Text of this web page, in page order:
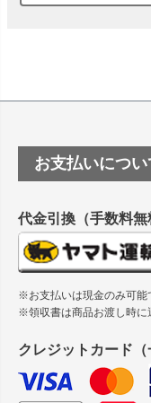
は？
塩ビのロール紙
つや消し半透明ラ
縦420mm×横
お支払いについ
代金引換（手数料無
※お支払いは現金のみ可能
※領収書は商品お渡し時に
クレジットカード（